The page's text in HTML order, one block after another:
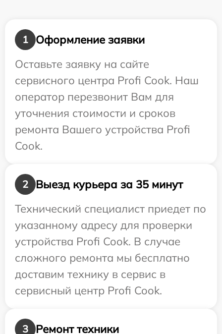
1
Оформление заявки
Оставьте заявку на сайте
сервисного центра Profi Cook. Наш
оператор перезвонит Вам для
уточнения стоимости и сроков
ремонта Вашего устройства Profi
Cook.
2
Выезд курьера за 35 минут
Технический специалист приедет по
указанному адресу для проверки
устройства Profi Cook. В случае
сложного ремонта мы бесплатно
доставим технику в сервис в
сервисный центр Profi Cook.
3
Ремонт техники